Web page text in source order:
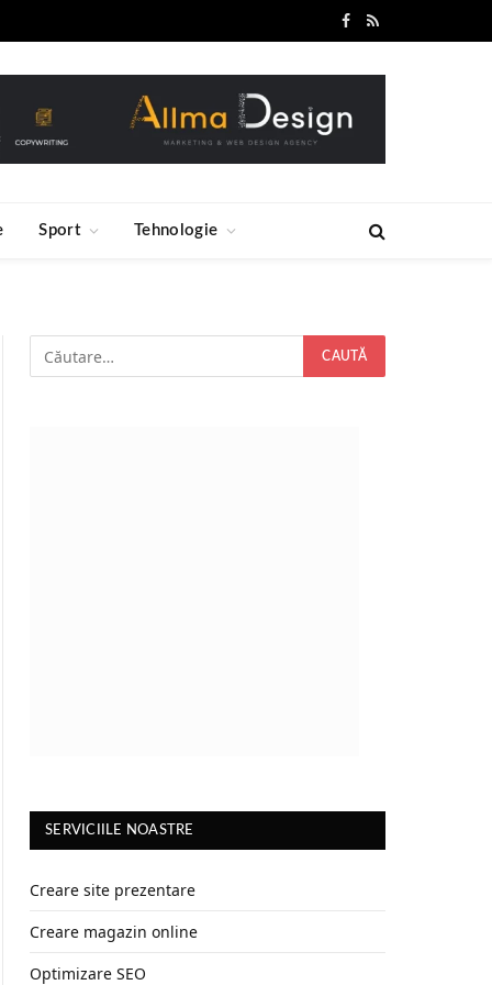
Facebook
RSS
Sport Tehnologie
SERVICIILE NOASTRE
Creare site prezentare
Creare magazin online
Optimizare SEO